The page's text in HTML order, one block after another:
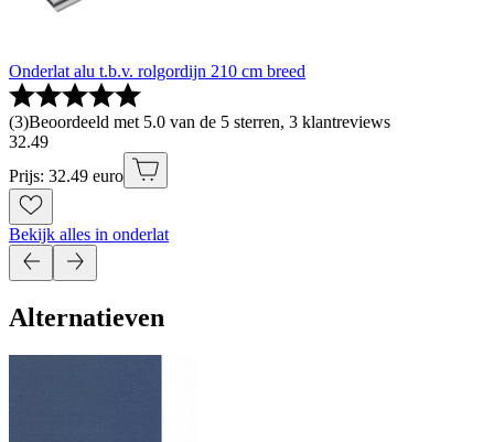
Onderlat alu t.b.v. rolgordijn 210 cm breed
(3)Beoordeeld met 5.0 van de 5 sterren, 3 klantreviews
32.49
Prijs: 32.49 euro
Bekijk alles in onderlat
Alternatieven